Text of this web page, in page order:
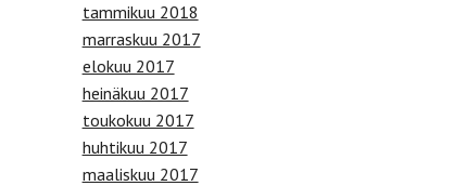
tammikuu 2018
marraskuu 2017
elokuu 2017
heinäkuu 2017
toukokuu 2017
huhtikuu 2017
maaliskuu 2017